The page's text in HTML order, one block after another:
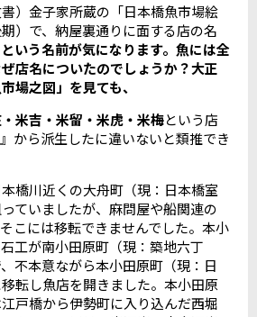
）金子家所蔵の「日本橋魚市場絵
）で、納屋裏通りに面する店の名
いう名前が気になります。魚には全
店名についたのでしょうか？大正
場之図」を見ても、
米吉・米留・米虎・米梅という店
から派生したに違いないと類推でき
橋川近くの大舟町（現：日本橋室
ていましたが、麻問屋や船関連の
こには移転できませんでした。本小
工が南小田原町（現：築地六丁
不本意ながら本小田原町（現：日
転し魚店を開きました。本小田原
戸橋から伊勢町に入り込んだ西堀